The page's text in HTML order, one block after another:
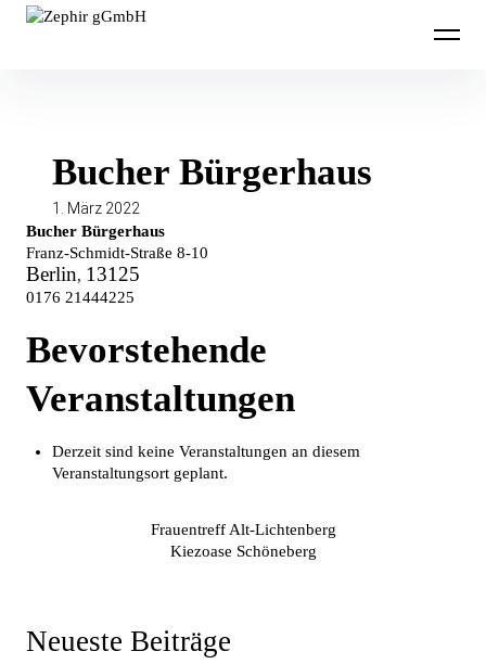
Inhalte
Zephir gGmbH
Bucher Bürgerhaus
1. März 2022
Bucher Bürgerhaus
Franz-Schmidt-Straße 8-10
Berlin, 13125
0176 21444225
Bevorstehende
Veranstaltungen
Derzeit sind keine Veranstaltungen an diesem
Veranstaltungsort geplant.
Beitragsnavigation
Vorheriger
Beitrag
Frauentreff Alt-Lichtenberg
Nächster
Kiezoase Schöneberg
Neueste Beiträge